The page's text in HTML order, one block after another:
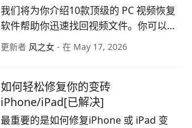
我们将为你介绍10款顶级的 PC 视频恢复
软件帮助你迅速找回视频文件。你可以根
据自己的需要，选择最合适的免费视频恢
更新者 风之女 - 在 May 17, 2026
如何轻松修复你的变砖
iPhone/iPad[已解决]
最重要的是如何修复iPhone 或 iPad 变